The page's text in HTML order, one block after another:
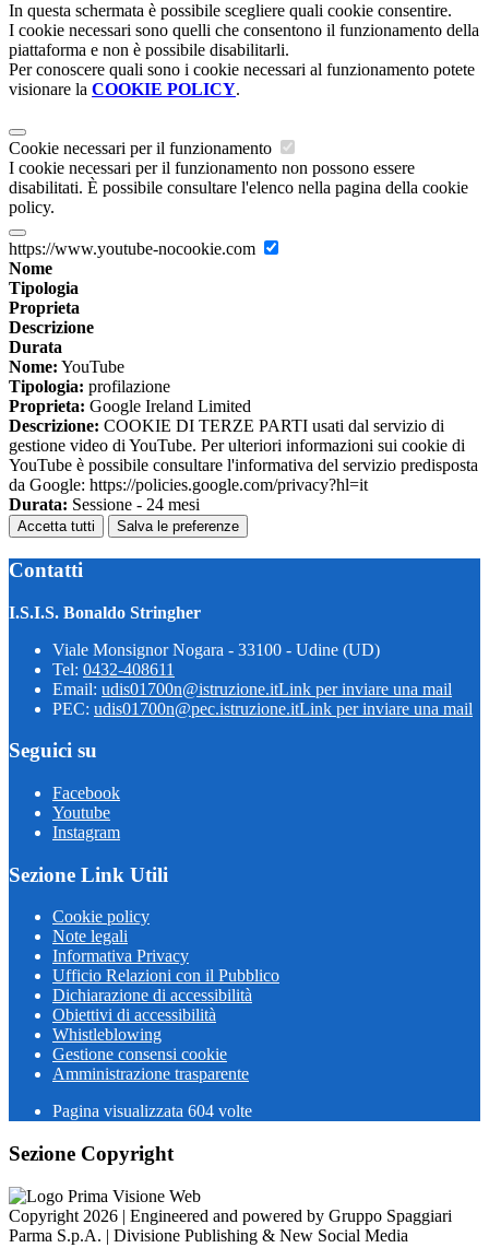
In questa schermata è possibile scegliere quali cookie consentire.
I cookie necessari sono quelli che consentono il funzionamento della
piattaforma e non è possibile disabilitarli.
Per conoscere quali sono i cookie necessari al funzionamento potete
visionare la COOKIE POLICY.
Cookie necessari per il funzionamento
I cookie necessari per il funzionamento non possono essere
disabilitati. È possibile consultare l'elenco nella pagina della cookie
policy.
https://www.youtube-nocookie.com
Nome
Tipologia
Proprieta
Descrizione
Durata
Nome: YouTube
Tipologia: profilazione
Proprieta: Google Ireland Limited
Descrizione: COOKIE DI TERZE PARTI usati dal servizio di
gestione video di YouTube. Per ulteriori informazioni sui cookie di
YouTube è possibile consultare l'informativa del servizio predisposta
da Google: https://policies.google.com/privacy?hl=it
Durata: Sessione - 24 mesi
Accetta tutti Salva le preferenze
Contatti
I.S.I.S. Bonaldo Stringher
Viale Monsignor Nogara - 33100 - Udine (UD)
Tel: 0432-408611
Email: udis01700n@istruzione.itLink per inviare una mail
PEC: udis01700n@pec.istruzione.itLink per inviare una mail
Seguici su
Facebook
Youtube
Instagram
Sezione Link Utili
Cookie policy
Note legali
Informativa Privacy
Ufficio Relazioni con il Pubblico
Dichiarazione di accessibilità
Obiettivi di accessibilità
Whistleblowing
Gestione consensi cookie
Amministrazione trasparente
Pagina visualizzata 604 volte
Sezione Copyright
Copyright 2026 | Engineered and powered by Gruppo Spaggiari
Parma S.p.A. | Divisione Publishing & New Social Media